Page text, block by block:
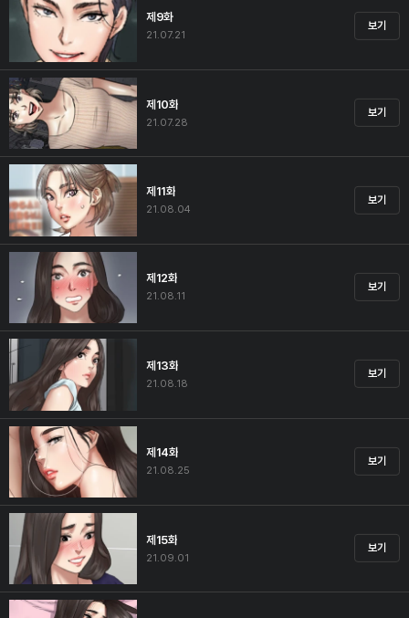
제9화
21.07.21
보기
제10화
21.07.28
보기
제11화
21.08.04
보기
제12화
21.08.11
보기
제13화
21.08.18
보기
제14화
21.08.25
보기
제15화
21.09.01
보기